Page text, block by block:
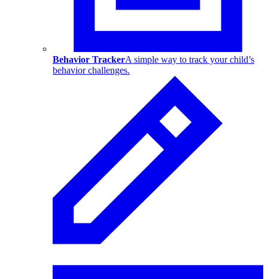
Behavior TrackerA simple way to track your child’s
behavior challenges.